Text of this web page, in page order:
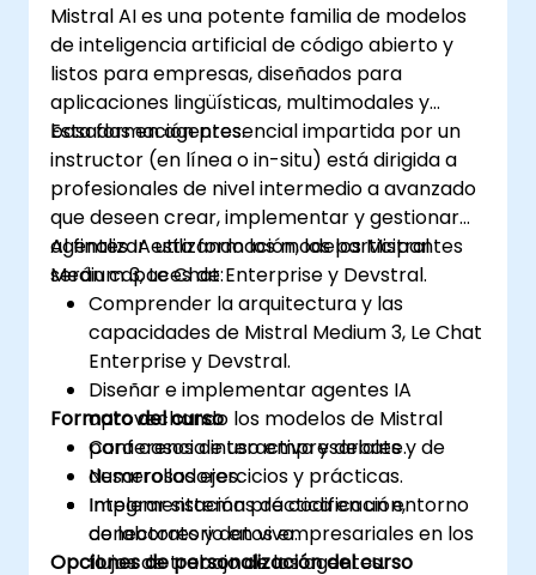
Mistral AI es una potente familia de modelos
de inteligencia artificial de código abierto y
listos para empresas, diseñados para
aplicaciones lingüísticas, multimodales y
basadas en agentes.
Esta formación presencial impartida por un
instructor (en línea o in-situ) está dirigida a
profesionales de nivel intermedio a avanzado
que deseen crear, implementar y gestionar
agentes IA utilizando los modelos Mistral
Medium 3, Le Chat Enterprise y Devstral.
Al finalizar esta formación, los participantes
serán capaces de:
Comprender la arquitectura y las
capacidades de Mistral Medium 3, Le Chat
Enterprise y Devstral.
Diseñar e implementar agentes IA
aprovechando los modelos de Mistral
para casos de uso empresariales y de
desarrolladores.
Integrar sistemas de codificación,
conectores y datos empresariales en los
flujos de trabajo de los agentes.
Formato del curso
Conferencia interactiva y debate.
Numerosos ejercicios y prácticas.
Implementación práctica en un entorno
de laboratorio en vivo.
Opciones de personalización del curso